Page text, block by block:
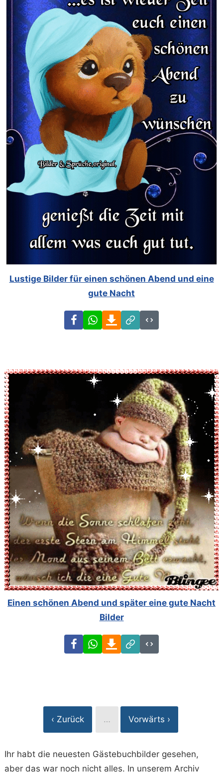
Lustige Bilder für einen schönen Abend und eine
gute Nacht
FacebookWhatsAppDownload
Link
Code
Einen schönen Abend und später eine gute Nacht
Bilder
FacebookWhatsAppDownload
Link
Code
‹ Zurück … Vorwärts ›
Ihr habt die neuesten Gästebuchbilder gesehen,
aber das war noch nicht alles. In unserem Archiv